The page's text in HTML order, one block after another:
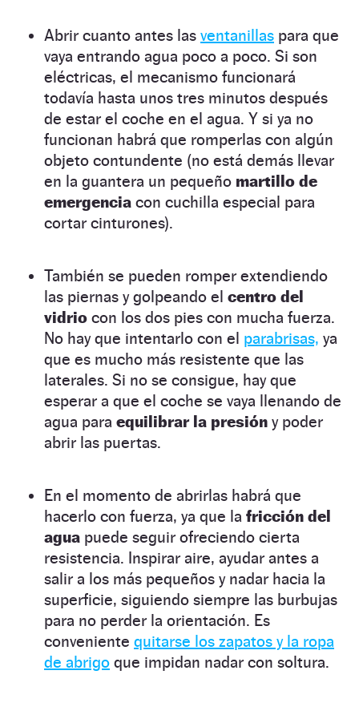
Abrir cuanto antes las ventanillas para que
vaya entrando agua poco a poco. Si son
eléctricas, el mecanismo funcionará
todavía hasta unos tres minutos después
de estar el coche en el agua. Y si ya no
funcionan habrá que romperlas con algún
objeto contundente (no está demás llevar
en la guantera un pequeño martillo de
emergencia con cuchilla especial para
cortar cinturones).
También se pueden romper extendiendo
las piernas y golpeando el centro del
vidrio con los dos pies con mucha fuerza.
No hay que intentarlo con el parabrisas, ya
que es mucho más resistente que las
laterales. Si no se consigue, hay que
esperar a que el coche se vaya llenando de
agua para equilibrar la presión y poder
abrir las puertas.
En el momento de abrirlas habrá que
hacerlo con fuerza, ya que la fricción del
agua puede seguir ofreciendo cierta
resistencia. Inspirar aire, ayudar antes a
salir a los más pequeños y nadar hacia la
superficie, siguiendo siempre las burbujas
para no perder la orientación. Es
conveniente quitarse los zapatos y la ropa
de abrigo que impidan nadar con soltura.